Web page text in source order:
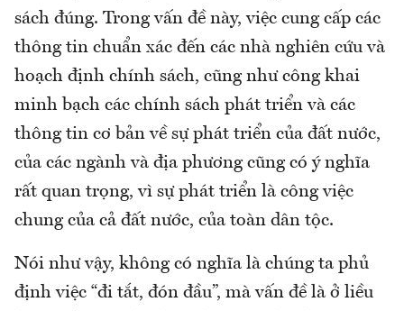
sách đúng. Trong vấn đề này, việc cung cấp các
thông tin chuẩn xác đến các nhà nghiên cứu và
hoạch định chính sách, cũng như công khai
minh bạch các chính sách phát triển và các
thông tin cơ bản về sự phát triển của đất nước,
của các ngành và địa phương cũng có ý nghĩa
rất quan trọng, vì sự phát triển là công việc
chung của cả đất nước, của toàn dân tộc.
Nói như vậy, không có nghĩa là chúng ta phủ
định việc “đi tắt, đón đầu”, mà vấn đề là ở liều